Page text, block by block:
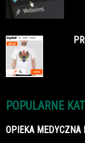
POPULARNE
OPIEKA MEDYCZNA